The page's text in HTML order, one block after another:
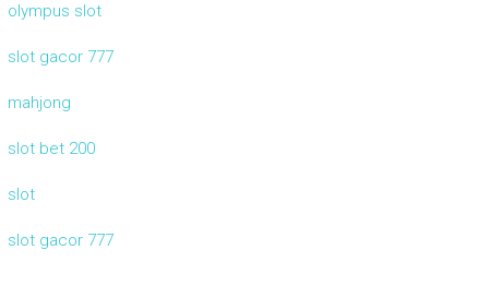
olympus slot
slot gacor 777
mahjong
slot bet 200
slot
slot gacor 777